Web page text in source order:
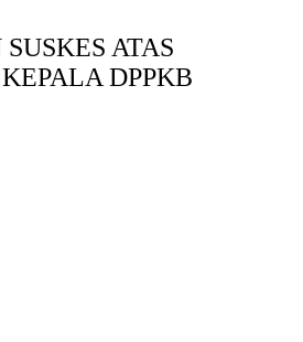
ATAS
DPPKB